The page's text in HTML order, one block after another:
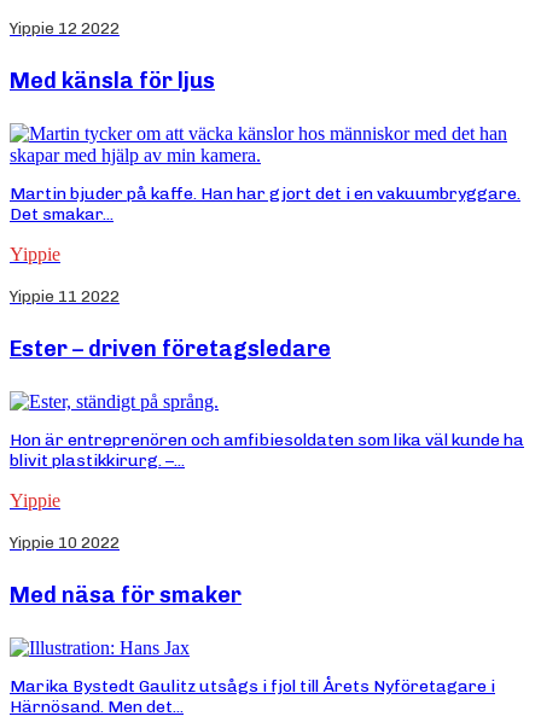
Yippie 12 2022
Med känsla för ljus
Martin bjuder på kaffe. Han har gjort det i en vakuumbryggare.
Det smakar...
Yippie
Yippie 11 2022
Ester – driven företagsledare
Hon är entreprenören och amfibiesoldaten som lika väl kunde ha
blivit plastikkirurg. –...
Yippie
Yippie 10 2022
Med näsa för smaker
Marika Bystedt Gaulitz utsågs i fjol till Årets Nyföretagare i
Härnösand. Men det...